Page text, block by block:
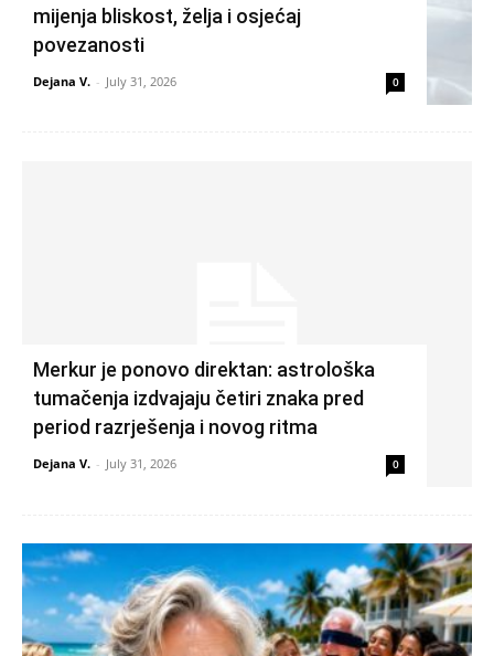
mijenja bliskost, želja i osjećaj
povezanosti
Dejana V. - July 31, 2026 0
Merkur je ponovo direktan: astrološka
tumačenja izdvajaju četiri znaka pred
period razrješenja i novog ritma
Dejana V. - July 31, 2026 0